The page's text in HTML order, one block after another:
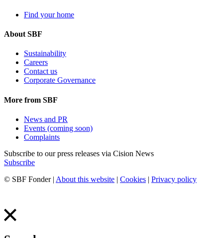
Find your home
About SBF
Sustainability
Careers
Contact us
Corporate Governance
More from SBF
News and PR
Events (coming soon)
Complaints
Subscribe to our press releases via Cision News
Subscribe
© SBF Fonder | About this website | Cookies | Privacy policy